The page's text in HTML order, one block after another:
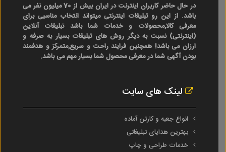
در حال حاضر کاربران اینترنت در ایران بیش از 70 میلیون نفر می
باشد. از این رو تبلیغات اینترنتی میتواند انتخاب مناسبی برای
معرفی کالا,محصولات و خدمات شما باشد تبلیغات آنلاین
(اینترنتی) نسبت به دیگر روش های تبلیغات بسیار به صرفه و
ارزان می باشد! همچنین فرایند راحت و سریع,متمرکز و هدفمند
بودن آگهی شما در معرفی محصول شما بسیار مهم می باشد.
لینک های سایت
انواع جعبه و کارتن آماده
بهترین هدایای تبلیغاتی
خدمات طراحی و چاپ